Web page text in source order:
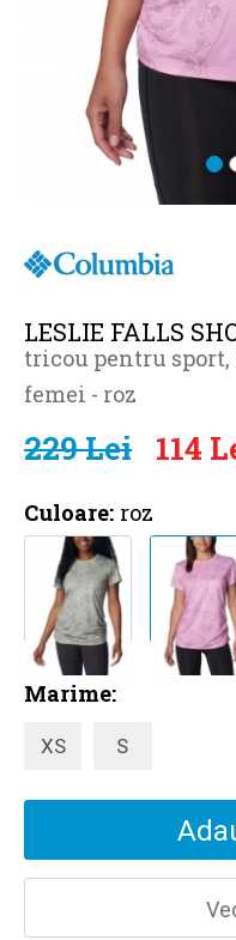
LESLIE FALLS
tricou pentru
femei - roz
229 Lei 114
Culoare: roz
Marime:
XS S